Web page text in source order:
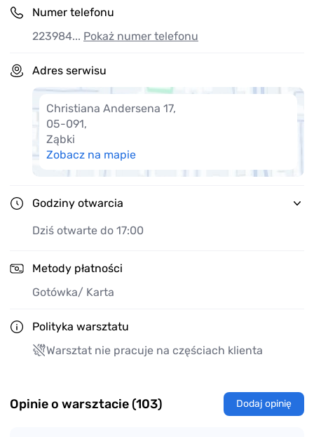
Numer telefonu
223984... Pokaż numer telefonu
Adres serwisu
Christiana Andersena 17,
05-091,
Ząbki
Zobacz na mapie
Godziny otwarcia
Dziś otwarte do 17:00
Metody płatności
Gotówka/ Karta
Polityka warsztatu
Warsztat nie pracuje na częściach klienta
Opinie o warsztacie (103) Dodaj opinię